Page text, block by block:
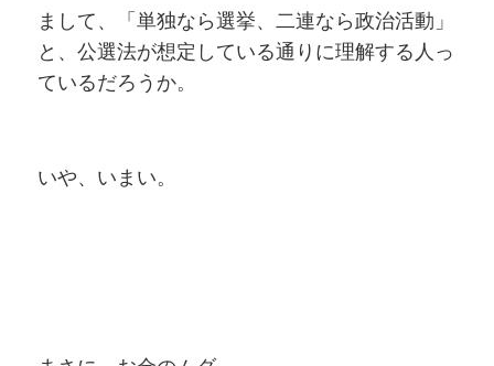
まして、「単独なら選挙、二連なら政治活動」
と、公選法が想定している通りに理解する人っ
ているだろうか。
いや、いまい。